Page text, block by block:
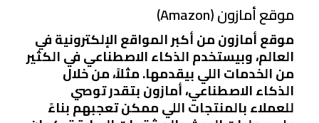
موقع أمازون (Amazon)
موقع أمازون من أكبر المواقع الإلكترونية في
العالم، وبيستخدم الذكاء الاصطناعي في الكثير
من الخدمات اللي بيقدمها. مثلاً، من خلال
الذكاء الاصطناعي، أمازون بتقدر توصي
للعملاء بالمنتجات اللي ممكن تعجبهم بناءً